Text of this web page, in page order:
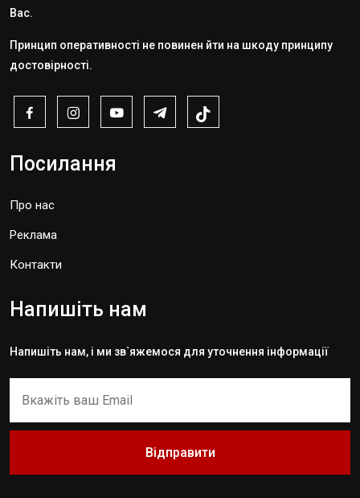
Вас.
Принцип оперативності не повинен йти на шкоду принципу
достовірності.
Посилання
Про нас
Реклама
Контакти
Напишіть нам
Напишіть нам, і ми зв`яжемося для уточнення інформації
Відправити